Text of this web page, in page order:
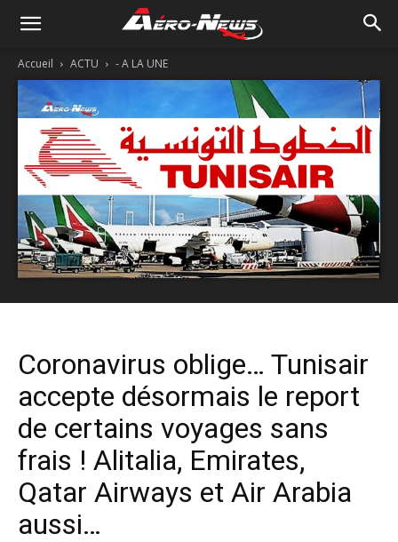
Accueil ACTU - A LA UNE
Coronavirus oblige… Tunisair
accepte désormais le report
de certains voyages sans
frais ! Alitalia, Emirates,
Qatar Airways et Air Arabia
aussi…